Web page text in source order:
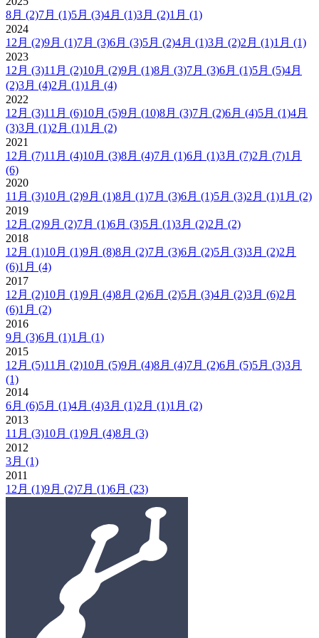
8月 (2)7月 (1)5月 (3)4月 (1)3月 (2)1月 (1)
2024
12月 (2)9月 (1)7月 (3)6月 (3)5月 (2)4月 (1)3月 (2)2月 (1)1月 (1)
2023
12月 (3)11月 (2)10月 (2)9月 (1)8月 (3)7月 (3)6月 (1)5月 (5)4月
(2)3月 (4)2月 (1)1月 (4)
2022
12月 (3)11月 (6)10月 (5)9月 (10)8月 (3)7月 (2)6月 (4)5月 (1)4月
(3)3月 (1)2月 (1)1月 (2)
2021
12月 (7)11月 (4)10月 (3)8月 (4)7月 (1)6月 (1)3月 (7)2月 (7)1月
(6)
2020
11月 (3)10月 (2)9月 (1)8月 (1)7月 (3)6月 (1)5月 (3)2月 (1)1月 (2)
2019
12月 (2)9月 (2)7月 (1)6月 (3)5月 (1)3月 (2)2月 (2)
2018
12月 (1)10月 (1)9月 (8)8月 (2)7月 (3)6月 (2)5月 (3)3月 (2)2月
(6)1月 (4)
2017
12月 (2)10月 (1)9月 (4)8月 (2)6月 (2)5月 (3)4月 (2)3月 (6)2月
(6)1月 (2)
2016
9月 (3)6月 (1)1月 (1)
2015
12月 (5)11月 (2)10月 (5)9月 (4)8月 (4)7月 (2)6月 (5)5月 (3)3月
(1)
2014
6月 (6)5月 (1)4月 (4)3月 (1)2月 (1)1月 (2)
2013
11月 (3)10月 (1)9月 (4)8月 (3)
2012
3月 (1)
2011
12月 (1)9月 (2)7月 (1)6月 (23)